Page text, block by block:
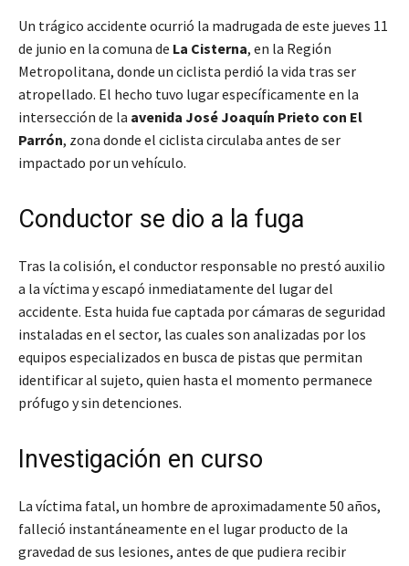
Un trágico accidente ocurrió la madrugada de este jueves 11
de junio en la comuna de La Cisterna, en la Región
Metropolitana, donde un ciclista perdió la vida tras ser
atropellado. El hecho tuvo lugar específicamente en la
intersección de la avenida José Joaquín Prieto con El
Parrón, zona donde el ciclista circulaba antes de ser
impactado por un vehículo.
Conductor se dio a la fuga
Tras la colisión, el conductor responsable no prestó auxilio
a la víctima y escapó inmediatamente del lugar del
accidente. Esta huida fue captada por cámaras de seguridad
instaladas en el sector, las cuales son analizadas por los
equipos especializados en busca de pistas que permitan
identificar al sujeto, quien hasta el momento permanece
prófugo y sin detenciones.
Investigación en curso
La víctima fatal, un hombre de aproximadamente 50 años,
falleció instantáneamente en el lugar producto de la
gravedad de sus lesiones, antes de que pudiera recibir